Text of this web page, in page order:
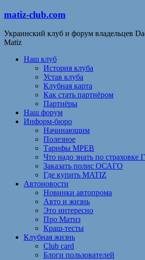
matiz-club.com
Украинский клуб и форум владельцев
Matiz
Наш клуб
История клуба
Устав клуба
Клубная карта
Как стать партнёром
Партнёры
Наш форум
Информ-бюро
Начинающим
Полезное
Тарифы МРЕВ
Что надо знать по страховке
Заказать полис ОСАГО
Где купить MATIZ
Автоновости
Новинки автопрома
Авто и жизнь
Это интересно
Про Матиз
Краш-тесты
Клубная жизнь
Club card
Блоги пользователей